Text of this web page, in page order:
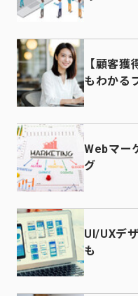
【顧客
もわかる
Webマー
グ
UI/UXデ
も